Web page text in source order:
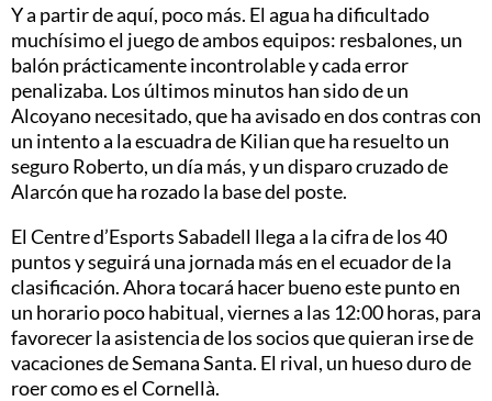
Y a partir de aquí, poco más. El agua ha dificultado
muchísimo el juego de ambos equipos: resbalones, un
balón prácticamente incontrolable y cada error
penalizaba. Los últimos minutos han sido de un
Alcoyano necesitado, que ha avisado en dos contras con
un intento a la escuadra de Kilian que ha resuelto un
seguro Roberto, un día más, y un disparo cruzado de
Alarcón que ha rozado la base del poste.
El Centre d’Esports Sabadell llega a la cifra de los 40
puntos y seguirá una jornada más en el ecuador de la
clasificación. Ahora tocará hacer bueno este punto en
un horario poco habitual, viernes a las 12:00 horas, para
favorecer la asistencia de los socios que quieran irse de
vacaciones de Semana Santa. El rival, un hueso duro de
roer como es el Cornellà.